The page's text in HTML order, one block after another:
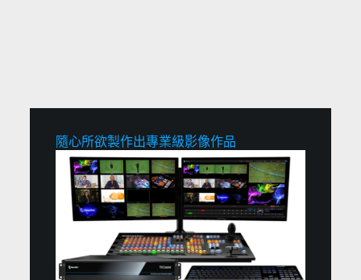
隨心所欲製作出專業級影像作品